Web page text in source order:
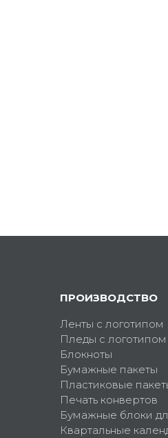
ПРОИЗВОДСТВО
Ленты с логотипом
Пледы с логотипом
Блокноты
Бумажные пакеты
Пластиковые
Печать конвертов
Бумажные блоки
Квартальные